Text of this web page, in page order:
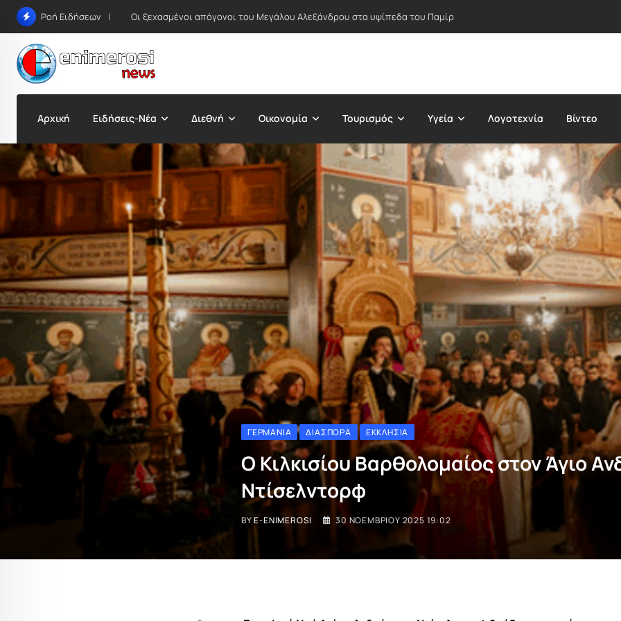
Skip
content
Ροή Ειδήσεων Οι ξεχασμένοι απόγονοι του Μεγάλου Αλεξάνδρου στα υψίπεδα του Παμίρ
Αρχική Ειδήσεις-Νέα Διεθνή Οικονομία Τουρισμός Υγεία Λογοτεχνία Βίντεο
ΓΕΡΜΑΝΊΑ ΔΙΑΣΠΟΡΆ ΕΚΚΛΗΣΊΑ
Ο Κιλκισίου Βαρθολομαίος στον Άγιο
Ντίσελντορφ
BYE-ENIMEROSI 30 ΝΟΕΜΒΡΊΟΥ 2025 19:02